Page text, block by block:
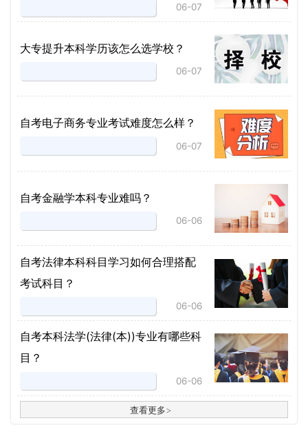
06-07
大专提升本科学历该怎么选学校？
06-07
自考电子商务专业考试难度怎么样？
06-07
自考金融学本科专业难吗？
06-06
自考法律本科科目学习如何合理搭配
考试科目？
06-06
​自考本科法学(法律(本))专业有哪些科
目？
06-06
查看更多>